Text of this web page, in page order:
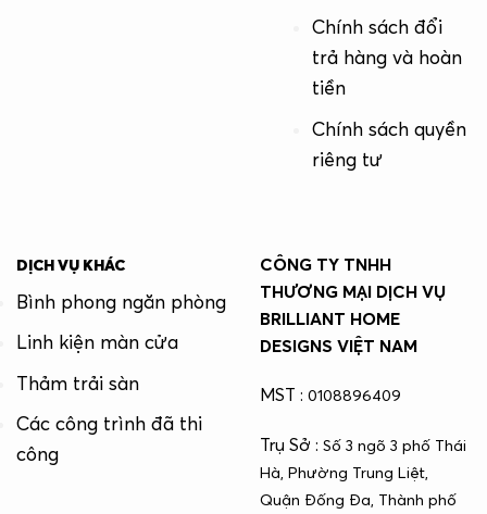
Chính sách đổi
trả hàng và hoàn
tiền
Chính sách quyền
riêng tư
DỊCH VỤ KHÁC
Bình phong ngăn phòng
Linh kiện màn cửa
Thảm trải sàn
Các công trình đã thi
công
CÔNG TY TNHH
THƯƠNG MẠI DỊCH VỤ
BRILLIANT HOME
DESIGNS VIỆT NAM
MST : 0108896409
Trụ Sở : Số 3 ngõ 3 phố Thái
Hà, Phường Trung Liệt,
Quận Đống Đa, Thành phố